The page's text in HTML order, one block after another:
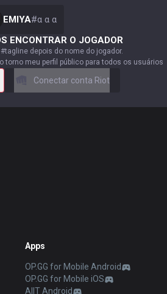
EMIYA#α α α
ENCONTRAR O JOGADOR
depois do nome do jogador.
torno meu perfil público para todos os usuários
Conectar conta Riot
Apps
OP.GG for Mobile Android
OP.GG for Mobile iOS
AllT Android